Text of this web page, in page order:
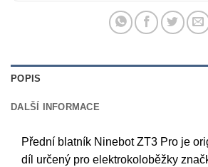
POPIS
DALŠÍ INFORMACE
Přední blatník Ninebot ZT3 Pro je
díl určený pro elektrokoloběžky